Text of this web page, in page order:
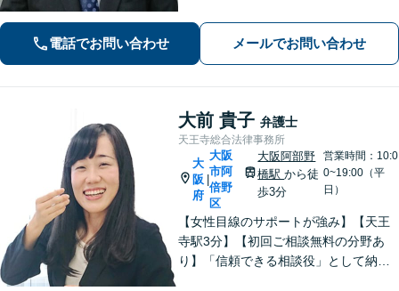
添い、皆さまが安心して暮らせるよ
う、全力でお守りします。
電話でお問い合わせ メールでお問い合わせ
大前 貴子 弁護士
天王寺総合法律事務所
大
阪
府
大阪
市阿
倍野
区
大阪阿部野
橋駅から徒
歩3分
営業時間：10:0
0~19:00（平
日）
【女性目線のサポートが強み】【天王
寺駅3分】【初回ご相談無料の分野あ
り】「信頼できる相談役」として納得